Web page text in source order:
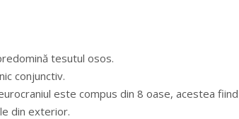
tesutul osos.
conjunctiv.
este compus din 8 oase, acestea fiind
din exterior.